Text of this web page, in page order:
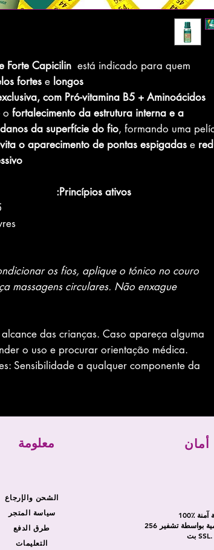
Forte Capicilin está indicado para quem
fortes e longos.
com Pró-vitamina B5 + Aminoácidos
o fortalecimento da estrutura interna e a
da superfície do fio, formando uma
o aparecimento de pontas espigadas e
Princípios ativos:
os fios, aplique o tónico no couro
massagens circulares. Não enxague.
das crianças. Caso apareça alguma
o uso e procurar orientação médica.
Sensibilidade a qualquer componente da
معلومة
الشحن والإرجاع
سياسة المتجر
طرق الدفع
التعليمات
أمان
آمنة
معلوماتك محمية بواسطة تشفير 256
بت SSL.